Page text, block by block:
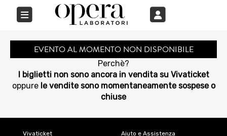
EVENTO AL MOMENTO NON DISPONIBILE
Perchè?
I biglietti non sono ancora in vendita su Vivaticket
oppure le vendite sono momentaneamente sospese o
chiuse
Vivaticket Aiuto e Assistenza